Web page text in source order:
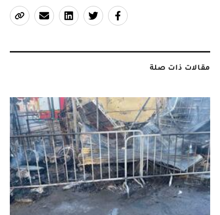
مقالات ذات صلة